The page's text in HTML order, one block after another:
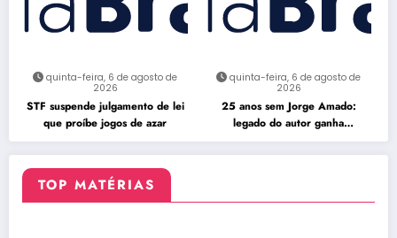
quinta-feira, 6 de agosto de
2026
STF suspende julgamento de lei
que proíbe jogos de azar
quinta-feira, 6 de agosto de
2026
25 anos sem Jorge Amado:
legado do autor ganha
celebração na Flipelô
TOP MATÉRIAS